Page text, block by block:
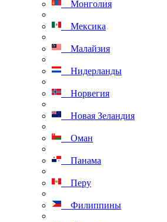
Монголия
Мексика
Малайзия
Нидерланды
Норвегия
Новая Зеландия
Оман
Панама
Перу
Филиппины